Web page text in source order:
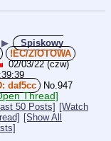
▶
Spiskowy
!EC/ZlOTOWA
02/03/22 (czw)
daf5cc
No. 947
Thread]
50 Posts] [Watch
[Show All